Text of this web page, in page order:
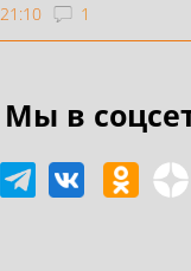
21:10 1
Мы в